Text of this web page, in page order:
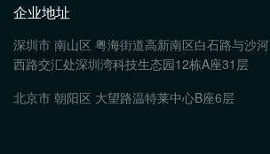
企业地址
深圳市 南山区 粤海街道高新南区白石路与沙河
西路交汇处深圳湾科技生态园12栋A座31层
北京市 朝阳区 大望路温特莱中心B座6层